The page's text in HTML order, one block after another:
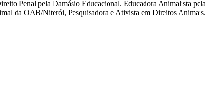
Penal pela Damásio Educacional. Educadora Animalista pela
da OAB/Niterói, Pesquisadora e Ativista em Direitos Animais.